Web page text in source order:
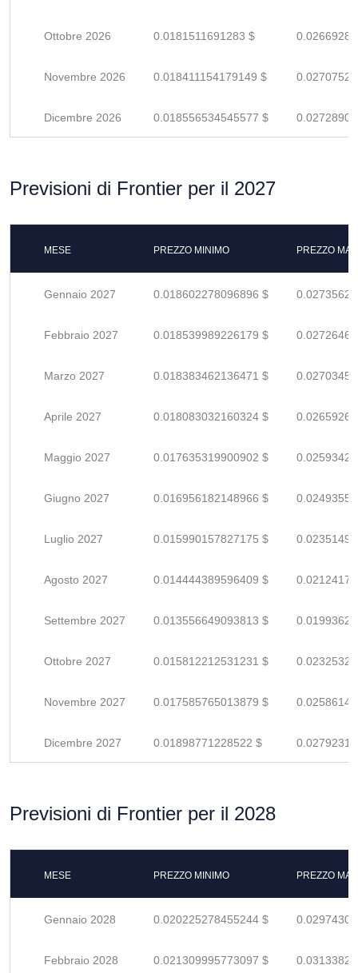
Ottobre 2026 0.0181511691283 $
Novembre 2026 0.018411154179149 $
Dicembre 2026 0.018556534545577 $
Previsioni di Frontier per il 2027
MESE PREZZO MINIMO PREZZO
Gennaio 2027 0.018602278096896 $
Febbraio 2027 0.018539989226179 $
Marzo 2027 0.018383462136471 $
Aprile 2027 0.018083032160324 $
Maggio 2027 0.017635319900902 $
Giugno 2027 0.016956182148966 $
Luglio 2027 0.015990157827175 $
Agosto 2027 0.014444389596409 $
Settembre 2027 0.013556649093813 $
Ottobre 2027 0.015812212531231 $
Novembre 2027 0.017585765013879 $
Dicembre 2027 0.01898771228522 $
Previsioni di Frontier per il 2028
MESE PREZZO MINIMO PREZZO
Gennaio 2028 0.020225278455244 $
Febbraio 2028 0.021309995773097 $